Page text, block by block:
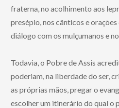
fraterna, no acolhimento aos
presépio, nos cânticos e
diálogo com os mulçumanos e
Todavia, o Pobre de Assis
poderiam, na liberdade do ser,
as próprias mãos, pregar o
escolher um itinerário do qual o